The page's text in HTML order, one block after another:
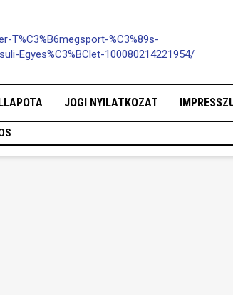
T%C3%B6megsport-%C3%89s-
Egyes%C3%BClet-100080214221954/
JOGI NYILATKOZAT